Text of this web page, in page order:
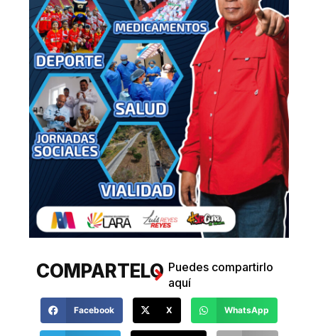
COMPARTELO Puedes compartirlo
aquí
Facebook X WhatsApp